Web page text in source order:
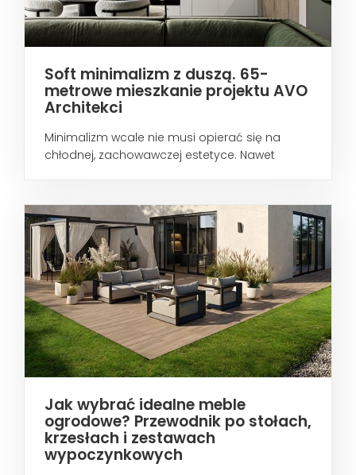
Soft minimalizm z duszą. 65-
metrowe mieszkanie projektu AVO
Architekci
Minimalizm wcale nie musi opierać się na
chłodnej, zachowawczej estetyce. Nawet
Jak wybrać idealne meble
ogrodowe? Przewodnik po stołach,
krzesłach i zestawach
wypoczynkowych